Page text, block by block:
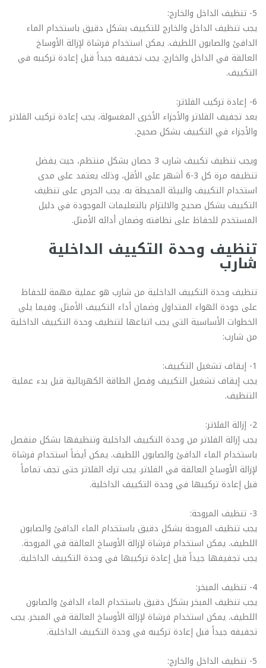
5- تنظيف الداخل والخارج:
يجب تنظيف الداخل والخارج للتكييف بشكل دقيق باستخدام الماء
الدافئ والصابون اللطيف. يمكن استخدام فرشاة لإزالة الأوساخ
العالقة في الداخل والخارج. يجب تجفيفه جيداً قبل إعادة تركيبه في
التكييف.
6- إعادة تركيب الفلاتر:
بعد تجفيف الفلاتر والأجزاء الأخرى المغسولة، يجب إعادة تركيب الفلاتر
والأجزاء في التكييف بشكل صحيح.
ويجب تنظيف تكييف شارب 3 حصان بشكل منتظم، حيث يفضل
تنظيفه مرة كل 3-6 أشهر على الأقل، وذلك يعتمد على مدى
استخدام التكييف والبيئة المحيطة به. يجب الحرص على تنظيف
التكييف بشكل صحيح والالتزام بالتعليمات الموجودة في دليل
المستخدم للحفاظ على نظافته وضمان أدائه الأمثل.
تنظيف وحدة التكييف الداخلية
شارب
تنظيف وحدة التكييف الداخلية من شارب هو عملية مهمة للحفاظ
على جودة الهواء المتداول وضمان أداء التكييف الأمثل. وفيما يلي
الخطوات الأساسية التي يجب اتباعها لتنظيف وحدة التكييف الداخلية
من شارب:
1- إيقاف تشغيل التكييف:
يجب إيقاف تشغيل التكييف وفصل الطاقة الكهربائية قبل بدء عملية
التنظيف.
2- إزالة الفلاتر:
يجب إزالة الفلاتر من وحدة التكييف الداخلية وتنظيفها بشكل منفصل
باستخدام الماء الدافئ والصابون اللطيف. يمكن أيضاً استخدام فرشاة
لإزالة الأوساخ العالقة في الفلاتر. يجب ترك الفلاتر حتى تجف تماماً
قبل إعادة تركيبها في وحدة التكييف الداخلية.
3- تنظيف المروحة:
يجب تنظيف المروحة بشكل دقيق باستخدام الماء الدافئ والصابون
اللطيف. يمكن استخدام فرشاة لإزالة الأوساخ العالقة في المروحة.
يجب تجفيفها جيداً قبل إعادة تركيبها في وحدة التكييف الداخلية.
4- تنظيف المبخر:
يجب تنظيف المبخر بشكل دقيق باستخدام الماء الدافئ والصابون
اللطيف. يمكن استخدام فرشاة لإزالة الأوساخ العالقة في المبخر. يجب
تجفيفه جيداً قبل إعادة تركيبه في وحدة التكييف الداخلية.
5- تنظيف الداخل والخارج: